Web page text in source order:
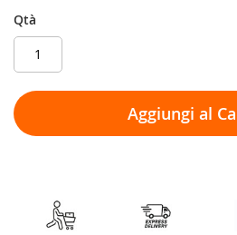
Qtà
Aggiungi al